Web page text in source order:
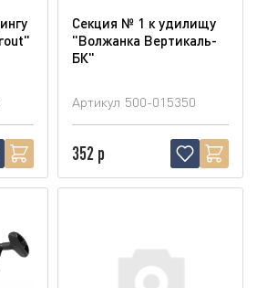
Секция № 1 к удилищу
"Волжанка Вертикаль-
БК"
Артикул 500-015350
352 р